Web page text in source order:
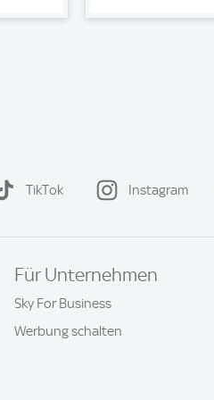
TikTok Instagram
Für Unternehmen
Sky For Business
Werbung schalten